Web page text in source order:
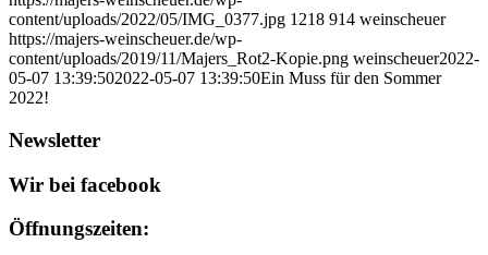
content/uploads/2022/05/IMG_0377.jpg 1218 914 weinscheuer
https://majers-weinscheuer.de/wp-
content/uploads/2019/11/Majers_Rot2-Kopie.png weinscheuer2022-
05-07 13:39:502022-05-07 13:39:50Ein Muss für den Sommer
2022!
Newsletter
Wir bei facebook
Öffnungszeiten: